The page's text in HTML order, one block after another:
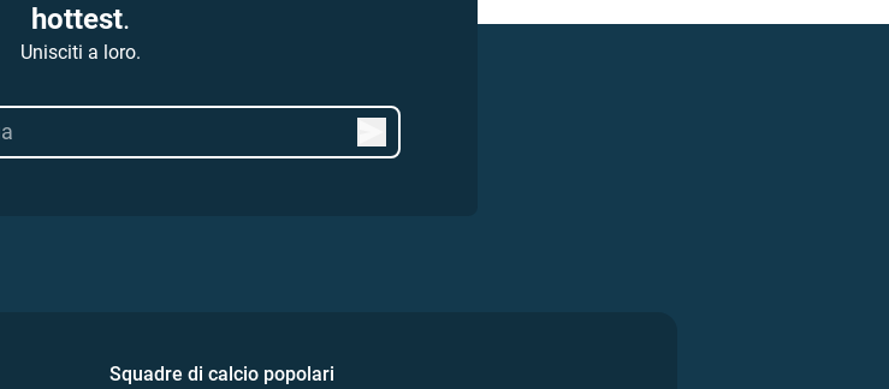
hottest.
Unisciti a loro.
Squadre di calcio popolari